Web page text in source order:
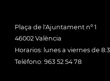
Plaça de l'Ajuntament nº 1
46002 València
Horarios: lunes a viernes de
Teléfono: 963 52 54 78